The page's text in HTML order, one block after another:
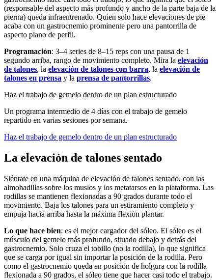
(responsable del aspecto más profundo y ancho de la parte baja de la
pierna) queda infraentrenado. Quien solo hace elevaciones de pie
acaba con un gastrocnemio prominente pero una pantorrilla de
aspecto plano de perfil.
Programación: 3–4 series de 8–15 reps con una pausa de 1
segundo arriba, rango de movimiento completo. Mira la elevación
de talones, la elevación de talones con barra, la elevación de
talones en prensa y la prensa de pantorrillas.
Haz el trabajo de gemelo dentro de un plan estructurado
Un programa intermedio de 4 días con el trabajo de gemelo
repartido en varias sesiones por semana.
Haz el trabajo de gemelo dentro de un plan estructurado
La elevación de talones sentado
Siéntate en una máquina de elevación de talones sentado, con las
almohadillas sobre los muslos y los metatarsos en la plataforma. Las
rodillas se mantienen flexionadas a 90 grados durante todo el
movimiento. Baja los talones para un estiramiento completo y
empuja hacia arriba hasta la máxima flexión plantar.
Lo que hace bien: es el mejor cargador del sóleo. El sóleo es el
músculo del gemelo más profundo, situado debajo y detrás del
gastrocnemio. Solo cruza el tobillo (no la rodilla), lo que significa
que se carga por igual sin importar la posición de la rodilla. Pero
como el gastrocnemio queda en posición de holgura con la rodilla
flexionada a 90 grados, el sóleo tiene que hacer casi todo el trabajo.